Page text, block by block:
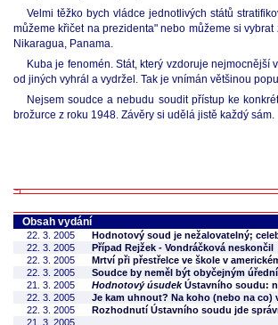
Velmi těžko bych vládce jednotlivých států
můžeme křičet na prezidenta" nebo můžeme si
Nikaragua, Panama.
Kuba je fenomén. Stát, který vzdoruje
od jiných vyhrál a vydržel. Tak je vnímán většinou
Nejsem soudce a nebudu soudit přístup ke
brožurce z roku 1948. Závěry si udělá jistě každý sám.
Obsah vydání
22. 3. 2005
Hodnotový soud je nežalovatelný;
22. 3. 2005
Případ Rejžek - Vondráčková neskončil
22. 3. 2005
Mrtví při přestřelce ve škole v
22. 3. 2005
Soudce by neměl být obyčejným
21. 3. 2005
Hodnotový úsudekÚstavního soudu:
22. 3. 2005
Je kam uhnout? Na koho (nebo na co)
22. 3. 2005
Rozhodnutí Ústavního soudu jde
21. 3. 2005